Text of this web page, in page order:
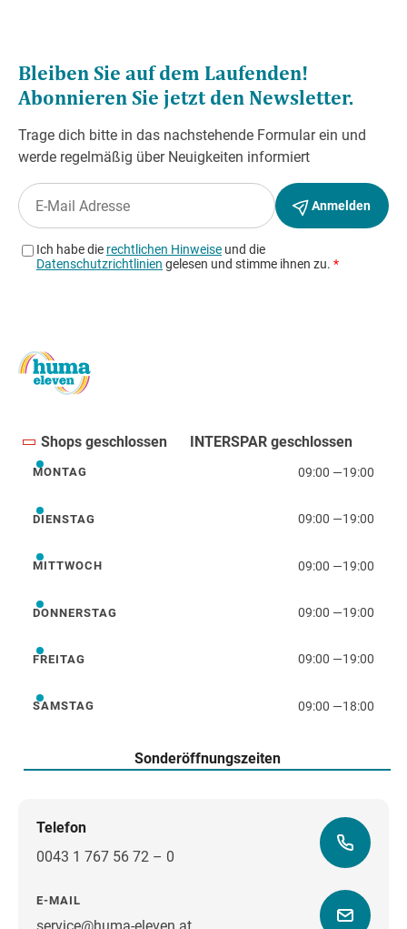
Shops geschlossen INTERSPAR geschlossen
Montag
MONTAG 09:00 —19:00
Dienstag
DIENSTAG 09:00 —19:00
Mittwoch
MITTWOCH 09:00 —19:00
Donnerstag
DONNERSTAG 09:00 —19:00
Freitag
FREITAG 09:00 —19:00
Samstag
SAMSTAG 09:00 —18:00
Sonderöffnungszeiten
Telefon
0043 1 767 56 72 – 0
E-MAIL